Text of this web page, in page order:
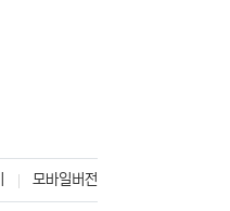
모바일버전